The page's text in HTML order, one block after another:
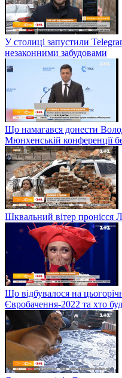
У столиці запустили
незаконними забудовами
Що намагався донести
Мюнхенській конференції
Шквальний вітер пронісся
Що відбувалося на
Євробачення-2022 та хто